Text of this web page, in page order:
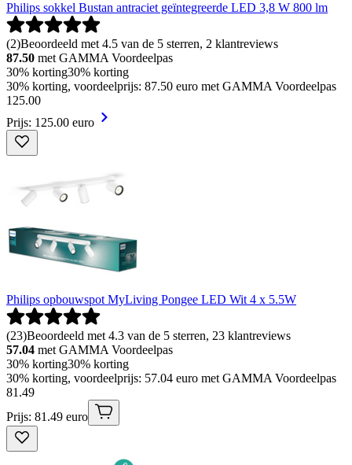
Philips sokkel Bustan antraciet geïntegreerde LED 3,8 W 800 lm
(2)Beoordeeld met 4.5 van de 5 sterren, 2 klantreviews
87.50 met GAMMA Voordeelpas
30% korting30% korting
30% korting, voordeelprijs: 87.50 euro met GAMMA Voordeelpas
125.00
Prijs: 125.00 euro
Philips opbouwspot MyLiving Pongee LED Wit 4 x 5.5W
(23)Beoordeeld met 4.3 van de 5 sterren, 23 klantreviews
57.04 met GAMMA Voordeelpas
30% korting30% korting
30% korting, voordeelprijs: 57.04 euro met GAMMA Voordeelpas
81 .49
Prijs: 81.49 euro